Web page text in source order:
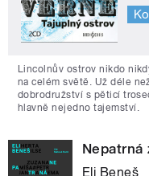
Lincolnův ostrov nikdo
na celém světě. Už déle
dobrodružství s pěticí
hlavně nejedno tajemství.
Nepatrná
Eli Beneš